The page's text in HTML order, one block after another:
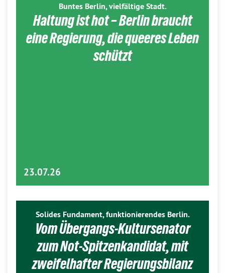
Buntes Berlin, vielfältige Stadt.
Haltung ist hot – Berlin braucht
eine Regierung, die queeres Leben
schützt
23.07.26
Solides Fundament, funktionierendes Berlin.
Vom Übergangs-Kultursenator
zum Not-Spitzenkandidat, mit
zweifelhafter Regierungsbilanz